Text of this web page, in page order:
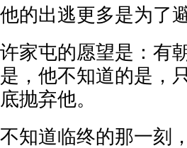
他的出逃更多是为了
许家屯的愿望是：有
是，他不知道的是，
底抛弃他。
不知道临终的那一刻